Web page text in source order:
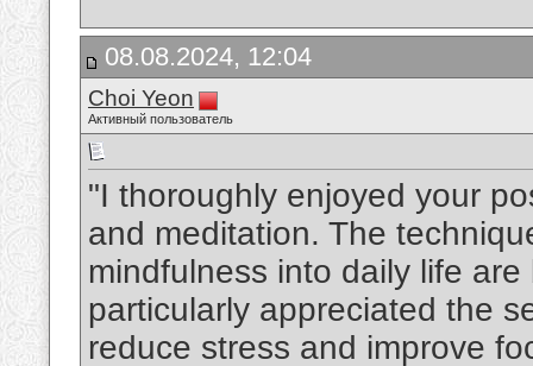
08.08.2024, 12:04
Choi Yeon
Активный пользователь
"I thoroughly enjoyed your
and meditation. The
mindfulness into daily life
particularly appreciated the
reduce stress and improve